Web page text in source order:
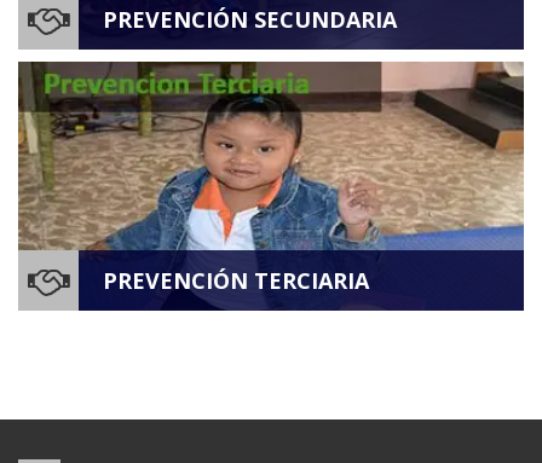
PREVENCIÓN SECUNDARIA
Diagnósticos Integrales a niños, niñas y jóvenes con
Necesidades Especiales NE, mediante un proceso
de evaluación transdisciplinaria, determinando
potencialidades y limitaciones de las personas y su
entorno inmediato.
MAS INFO
PREVENCIÓN TERCIARIA